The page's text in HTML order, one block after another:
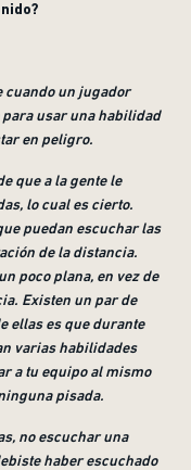
?
cuando un jugador
usar una habilidad
en peligro.
que a la gente le
lo cual es cierto.
puedan escuchar las
de la distancia.
poco plana, en vez de
Existen un par de
ellas es que durante
varias habilidades
a tu equipo al mismo
pisada.
no escuchar una
haber escuchado